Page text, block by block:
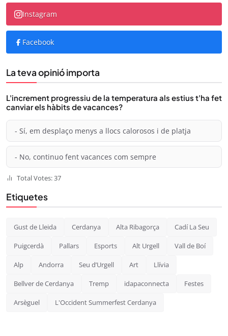
Instagram
Facebook
La teva opinió importa
L'increment progressiu de la temperatura als estius t'ha fet
canviar els hàbits de vacances?
- Sí, em desplaço menys a llocs calorosos i de platja
- No, continuo fent vacances com sempre
Total Votes: 37
Etiquetes
Gust de Lleida Cerdanya Alta Ribagorça Cadí La Seu
Puigcerdà Pallars Esports Alt Urgell Vall de Boí
Alp Andorra Seu d’Urgell Art Llívia
Bellver de Cerdanya Tremp idapaconnecta Festes
Arsèguel L'Occident Summerfest Cerdanya